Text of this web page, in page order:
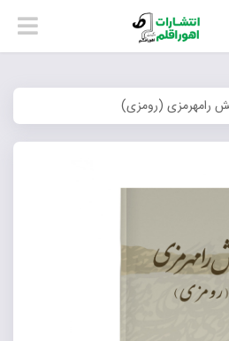
رامهرمزی (رومزی)